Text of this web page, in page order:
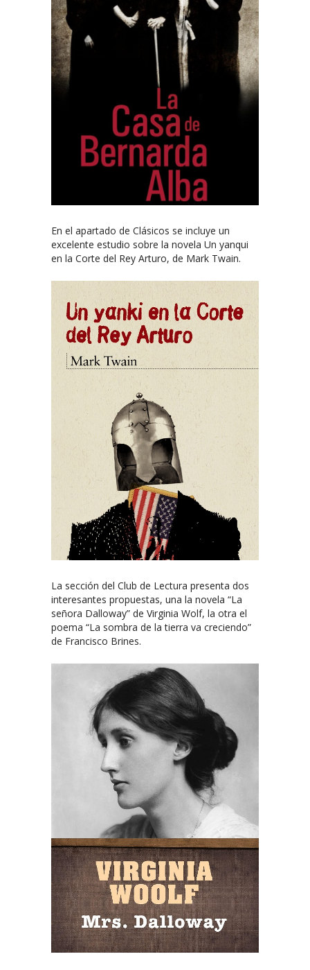
En el apartado de Clásicos se incluye un
excelente estudio sobre la novela Un yanqui
en la Corte del Rey Arturo, de Mark Twain.
La sección del Club de Lectura presenta dos
interesantes propuestas, una la novela “La
señora Dalloway” de Virginia Wolf, la otra el
poema “La sombra de la tierra va creciendo”
de Francisco Brines.